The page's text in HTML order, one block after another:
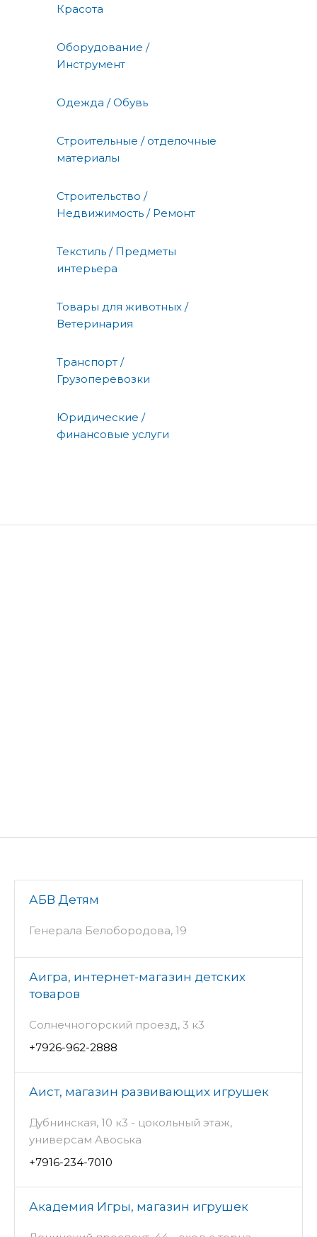
Красота
Оборудование /
Инструмент
Одежда / Обувь
Строительные / отделочные
материалы
Строительство /
Недвижимость / Ремонт
Текстиль / Предметы
интерьера
Товары для животных /
Ветеринария
Транспорт /
Грузоперевозки
Юридические /
финансовые услуги
АБВ Детям
Генерала Белобородова, 19
Аигра, интернет-магазин детских
товаров
Солнечногорский проезд, 3 к3
+7926-962-2888
Аист, магазин развивающих игрушек
Дубнинская, 10 к3 - цокольный этаж,
универсам Авоська
+7916-234-7010
Академия Игры, магазин игрушек